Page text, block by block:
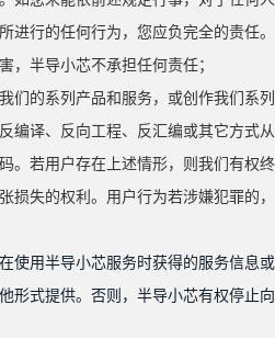
进行的任何行为，您应负完全的责任。
，半导小芯不承担任何责任；
们的系列产品和服务，或创作我们系列
编译、反向工程、反汇编或其它方式从
。若用户存在上述情形，则我们有权终
损失的权利。用户行为若涉嫌犯罪的，
使用半导小芯服务时获得的服务信息或
形式提供。否则，半导小芯有权停止向